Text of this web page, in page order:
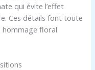
qui évite l’effet
Ces détails font toute
hommage floral